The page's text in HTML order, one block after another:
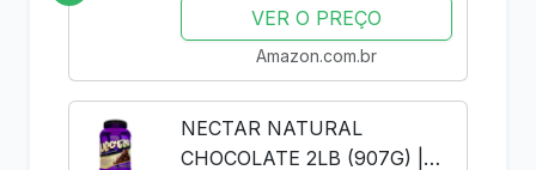
VER O PREÇO
Amazon.com.br
NECTAR NATURAL
CHOCOLATE 2LB (907G) |